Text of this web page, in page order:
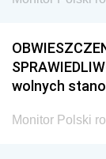
wolnych
Monitor Polski